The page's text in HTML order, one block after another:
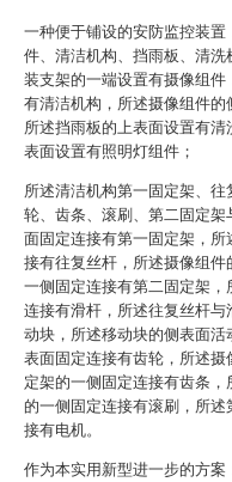
一种便于铺设的安防监控装置
件、清洁机构、挡雨板、清
装支架的一端设置有摄像组
有清洁机构，所述摄像组件的
所述挡雨板的上表面设置有
表面设置有照明灯组件；
所述清洁机构第一固定架、
轮、齿条、滚刷、第二固定
面固定连接有第一固定架，
接有往复丝杆，所述摄像组
一侧固定连接有第二固定架
连接有滑杆，所述往复丝杆
动块，所述移动块的侧表面
表面固定连接有齿轮，所述摄
定架的一侧固定连接有齿条
的一侧固定连接有滚刷，所
接有电机。
作为本实用新型进一步的方